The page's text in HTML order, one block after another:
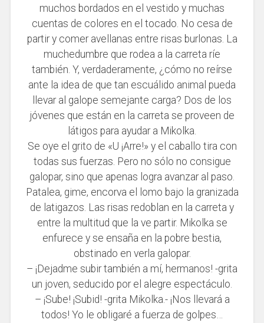
muchos bordados en el vestido y muchas
cuentas de colores en el tocado. No cesa de
partir y comer avellanas entre risas burlonas. La
muchedumbre que rodea a la carreta ríe
también. Y, verdaderamente, ¿cómo no reírse
ante la idea de que tan escuálido animal pueda
llevar al galope semejante carga? Dos de los
jóvenes que están en la carreta se proveen de
látigos para ayudar a Mikolka.
Se oye el grito de «U ¡Arre!» y el caballo tira con
todas sus fuerzas. Pero no sólo no consigue
galopar, sino que apenas logra avanzar al paso.
Patalea, gime, encorva el lomo bajo la granizada
de latigazos. Las risas redoblan en la carreta y
entre la multitud que la ve partir. Mikolka se
enfurece y se ensaña en la pobre bestia,
obstinado en verla galopar.
– ¡Dejadme subir también a mí, hermanos! -grita
un joven, seducido por el alegre espectáculo.
– ¡Sube! ¡Subid! -grita Mikolka.- ¡Nos llevará a
todos! Yo le obligaré a fuerza de golpes…